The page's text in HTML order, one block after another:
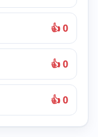
👍 0
👍 0
👍 0